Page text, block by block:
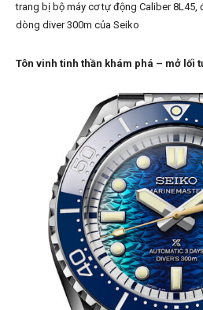
trang bị bộ máy cơ tự động Caliber 8L45,
dòng diver 300m của Seiko
Tôn vinh tinh thần khám phá – mở lối